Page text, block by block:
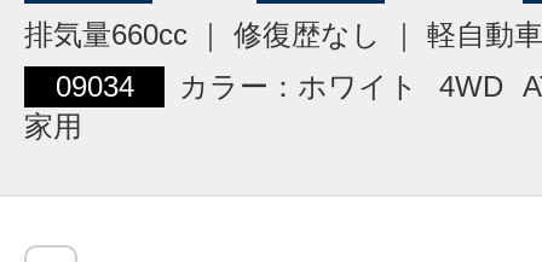
排気量660cc ｜ 修復歴なし ｜ 軽自動車
09034
カラー：ホワイト 4WD
家用